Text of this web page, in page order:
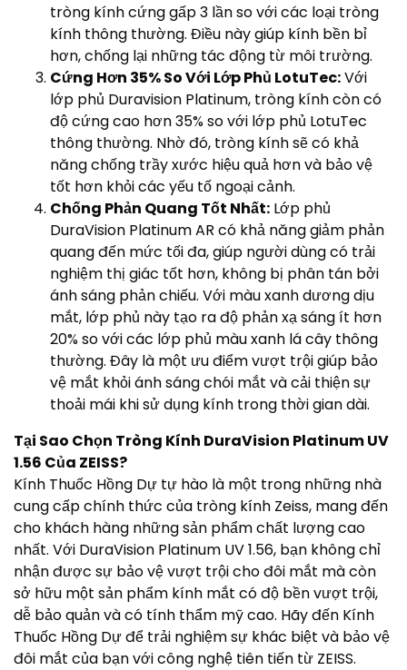
tròng kính cứng gấp 3 lần so với các loại tròng
kính thông thường. Điều này giúp kính bền bỉ
hơn, chống lại những tác động từ môi trường.
Cứng Hơn 35% So Với Lớp Phủ LotuTec:Với
lớp phủ Duravision Platinum, tròng kính còn có
độ cứng cao hơn 35% so với lớp phủ LotuTec
thông thường. Nhờ đó, tròng kính sẽ có khả
năng chống trầy xước hiệu quả hơn và bảo vệ
tốt hơn khỏi các yếu tố ngoại cảnh.
Chống Phản Quang Tốt Nhất: Lớp phủ
DuraVision Platinum AR có khả năng giảm phản
quang đến mức tối đa, giúp người dùng có trải
nghiệm thị giác tốt hơn, không bị phân tán bởi
ánh sáng phản chiếu. Với màu xanh dương dịu
mắt, lớp phủ này tạo ra độ phản xạ sáng ít hơn
20% so với các lớp phủ màu xanh lá cây thông
thường. Đây là một ưu điểm vượt trội giúp bảo
vệ mắt khỏi ánh sáng chói mắt và cải thiện sự
thoải mái khi sử dụng kính trong thời gian dài.
Tại Sao Chọn Tròng Kính DuraVision Platinum UV
1.56 Của ZEISS?
Kính Thuốc Hồng Dự tự hào là một trong những nhà
cung cấp chính thức của tròng kính Zeiss, mang đến
cho khách hàng những sản phẩm chất lượng cao
nhất. Với DuraVision Platinum UV 1.56, bạn không chỉ
nhận được sự bảo vệ vượt trội cho đôi mắt mà còn
sở hữu một sản phẩm kính mắt có độ bền vượt trội,
dễ bảo quản và có tính thẩm mỹ cao. Hãy đến Kính
Thuốc Hồng Dự để trải nghiệm sự khác biệt và bảo vệ
đôi mắt của bạn với công nghệ tiên tiến từ ZEISS.